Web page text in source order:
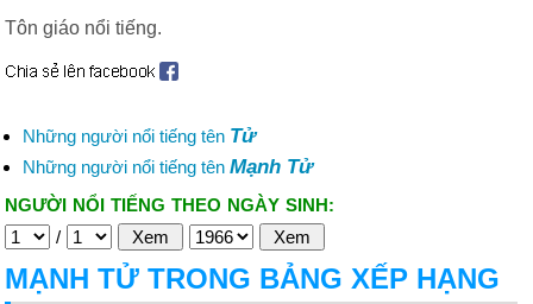
Tôn giáo nổi tiếng.
Những người nổi tiếng tên Tử
Những người nổi tiếng tên Mạnh Tử
NGƯỜI NỔI TIẾNG THEO NGÀY SINH:
/
MẠNH TỬ TRONG BẢNG XẾP HẠNG